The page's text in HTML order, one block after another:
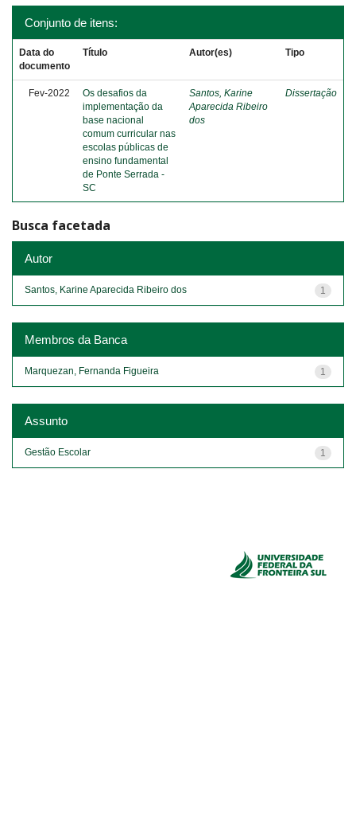
Conjunto de itens:
Data do
documento
Título Autor(es) Tipo
Fev-2022
Os desafios da
implementação da
base nacional
comum curricular nas
escolas públicas de
ensino fundamental
de Ponte Serrada -
SC
Santos, Karine
Aparecida Ribeiro
dos
Dissertação
Busca facetada
Autor
1
Santos, Karine Aparecida Ribeiro dos
Membros da Banca
1
Marquezan, Fernanda Figueira
Assunto
1
Gestão Escolar